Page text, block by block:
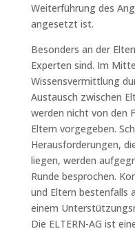
Weiterführung des
angesetzt ist.
Besonders an der
Experten sind. Im
Wissensvermittlung
Austausch zwischen
werden nicht von den
Eltern vorgegeben.
Herausforderungen,
liegen, werden
Runde besprochen.
und Eltern bestenfalls
einem
Die ELTERN-AG ist